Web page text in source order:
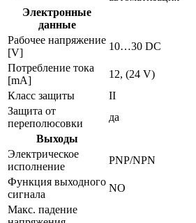
Электронные
данные
Рабочее напряжение
[V]
10…30 DC
Потребление тока
[mA]
12, (24 V)
Класс защиты
II
Защита от
переполюсовки
да
Выходы
Электрическое
исполнение
PNP/NPN
Функция выходного
сигнала
NO
Макс. падение